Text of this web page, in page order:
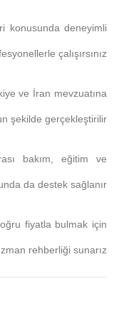
konusunda deneyimli
çalışırsınız.
ve İran mevzuatına
şekilde gerçekleştirilir.
bakım, eğitim ve
da destek sağlanır.
fiyatla bulmak için
rehberliği sunarız.